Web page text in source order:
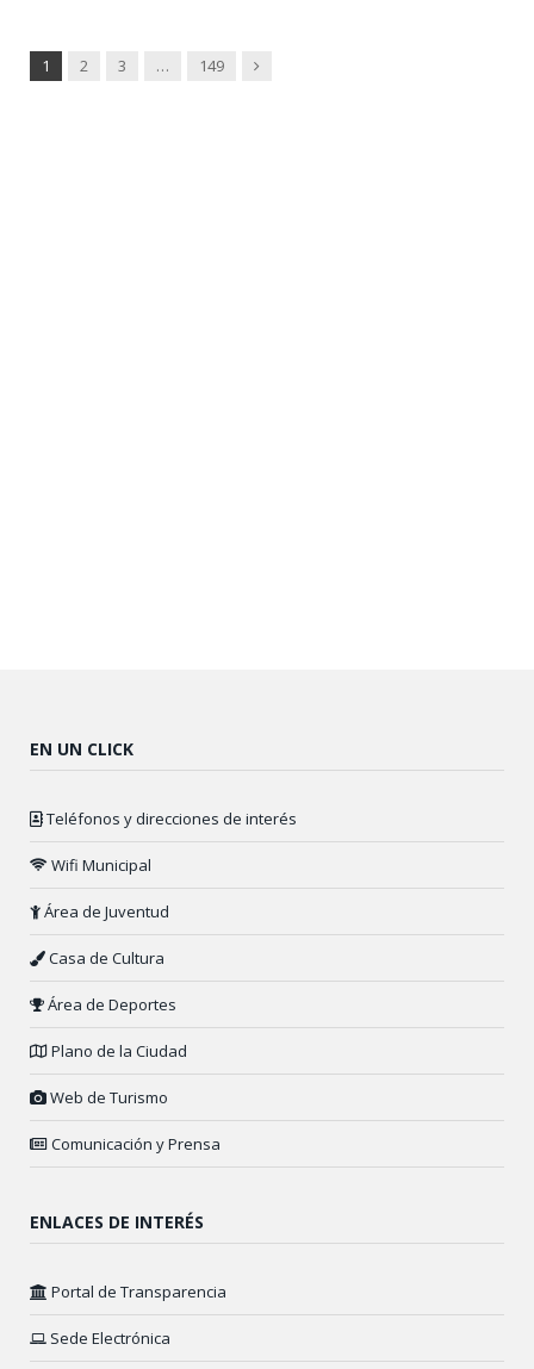
1 2 3 … 149 Next
EN UN CLICK
Teléfonos y direcciones de interés
Wifi Municipal
Área de Juventud
Casa de Cultura
Área de Deportes
Plano de la Ciudad
Web de Turismo
Comunicación y Prensa
ENLACES DE INTERÉS
Portal de Transparencia
Sede Electrónica